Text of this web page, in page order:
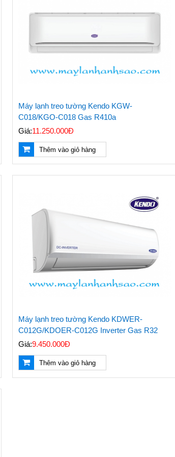
Máy lạnh treo tường Kendo KGW-
C018/KGO-C018 Gas R410a
Giá:11.250.000Đ
Thêm vào giỏ hàng
Máy lạnh treo tường Kendo KDWER-
C012G/KDOER-C012G Inverter Gas R32
Giá:9.450.000Đ
Thêm vào giỏ hàng